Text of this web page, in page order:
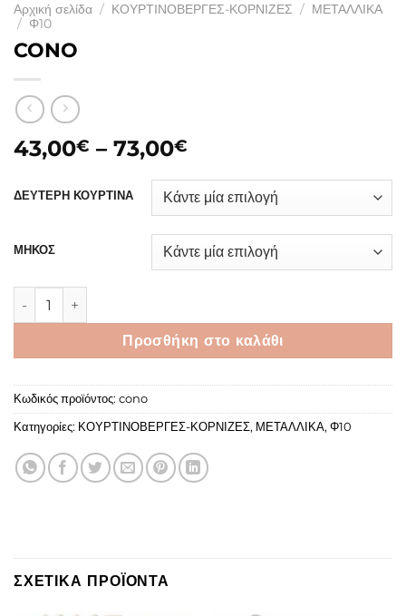
Αρχική σελίδα / ΚΟΥΡΤΙΝΟΒΕΡΓΕΣ-ΚΟΡΝΙΖΕΣ / ΜΕΤΑΛΛΙΚΑ
/ Φ10
CONO
43,00€ – 73,00€
43,00€
through
73,00€
ΔΕΥΤΕΡΗ ΚΟΥΡΤΙΝΑ
ΜΗΚΟΣ
CONO ποσότητα
Προσθήκη στο καλάθι
Κωδικός προϊόντος: cono
Κατηγορίες: ΚΟΥΡΤΙΝΟΒΕΡΓΕΣ-ΚΟΡΝΙΖΕΣ, ΜΕΤΑΛΛΙΚΑ, Φ10
ΣΧΕΤΙΚΑ ΠΡΟΪΟΝΤΑ